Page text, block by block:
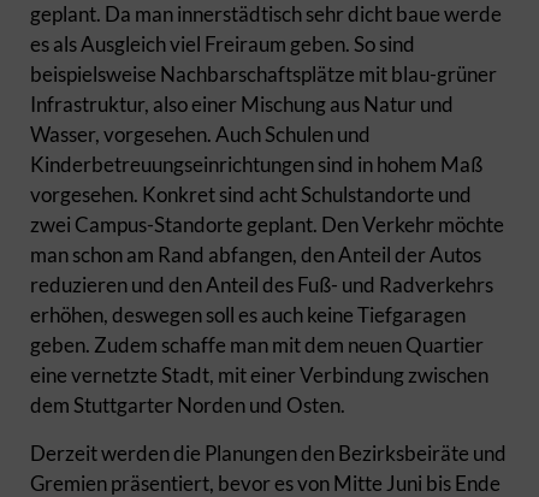
geplant. Da man innerstädtisch sehr dicht baue werde
es als Ausgleich viel Freiraum geben. So sind
beispielsweise Nachbarschaftsplätze mit blau-grüner
Infrastruktur, also einer Mischung aus Natur und
Wasser, vorgesehen. Auch Schulen und
Kinderbetreuungseinrichtungen sind in hohem Maß
vorgesehen. Konkret sind acht Schulstandorte und
zwei Campus-Standorte geplant. Den Verkehr möchte
man schon am Rand abfangen, den Anteil der Autos
reduzieren und den Anteil des Fuß- und Radverkehrs
erhöhen, deswegen soll es auch keine Tiefgaragen
geben. Zudem schaffe man mit dem neuen Quartier
eine vernetzte Stadt, mit einer Verbindung zwischen
dem Stuttgarter Norden und Osten.
Derzeit werden die Planungen den Bezirksbeiräte und
Gremien präsentiert, bevor es von Mitte Juni bis Ende